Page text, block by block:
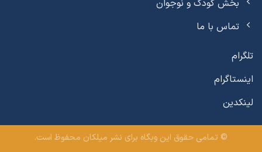
بخش کودک و نوجوان
تماس با ما
تلگرام
اینستاگرام
لینکدین
© تمامی حقوق این وبگاه برای نشر میلکان محفوظ است.